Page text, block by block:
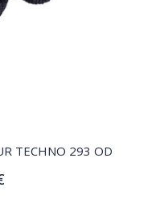
TECHNO 293 OD